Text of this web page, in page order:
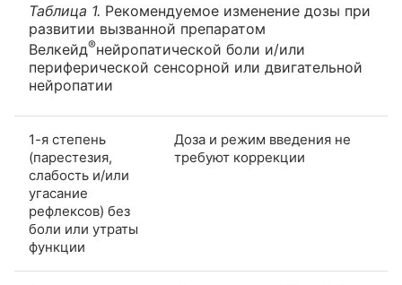
Таблица 1. Рекомендуемое изменение дозы при
развитии вызванной препаратом
Велкейд®нейропатической боли и/или
периферической сенсорной или двигательной
нейропатии
1-я степень
(парестезия,
слабость и/или
угасание
рефлексов) без
боли или утраты
функции
Доза и режим введения не
требуют коррекции